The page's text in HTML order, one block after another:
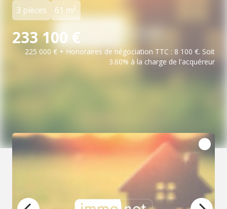
3 pièces 61 m2
233 100 €
225 000 € + Honoraires de négociation TTC : 8 100 €. Soit
3.60% à la charge de l'acquéreur